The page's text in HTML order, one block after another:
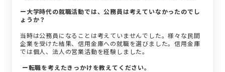
ー大学時代の就職活動では、公務員は考えていなかったのでし
ょうか？
当時は公務員になることは考えていませんでした。様々な民間
企業を受けた結果、信用金庫への就職を選びました。信用金庫
では個人、法人の営業活動を経験しました。
ー転職を考えたきっかけを教えてください。